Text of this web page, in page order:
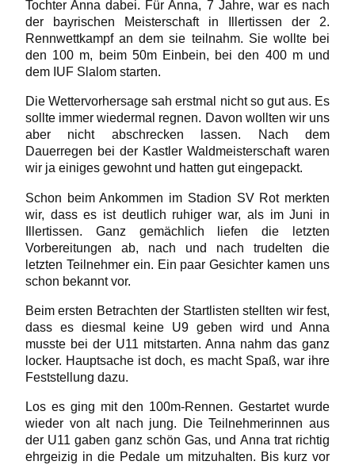
Tochter Anna dabei. Für Anna, 7 Jahre, war es nach
der bayrischen Meisterschaft in Illertissen der 2.
Rennwettkampf an dem sie teilnahm. Sie wollte bei
den 100 m, beim 50m Einbein, bei den 400 m und
dem IUF Slalom starten.
Die Wettervorhersage sah erstmal nicht so gut aus. Es
sollte immer wiedermal regnen. Davon wollten wir uns
aber nicht abschrecken lassen. Nach dem
Dauerregen bei der Kastler Waldmeisterschaft waren
wir ja einiges gewohnt und hatten gut eingepackt.
Schon beim Ankommen im Stadion SV Rot merkten
wir, dass es ist deutlich ruhiger war, als im Juni in
Illertissen. Ganz gemächlich liefen die letzten
Vorbereitungen ab, nach und nach trudelten die
letzten Teilnehmer ein. Ein paar Gesichter kamen uns
schon bekannt vor.
Beim ersten Betrachten der Startlisten stellten wir fest,
dass es diesmal keine U9 geben wird und Anna
musste bei der U11 mitstarten. Anna nahm das ganz
locker. Hauptsache ist doch, es macht Spaß, war ihre
Feststellung dazu.
Los es ging mit den 100m-Rennen. Gestartet wurde
wieder von alt nach jung. Die Teilnehmerinnen aus
der U11 gaben ganz schön Gas, und Anna trat richtig
ehrgeizig in die Pedale um mitzuhalten. Bis kurz vor